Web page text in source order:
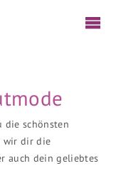
die schönsten
wir dir die
auch dein geliebtes